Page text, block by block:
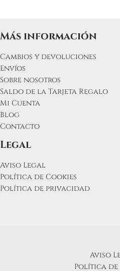
Más información
Cambios y devoluciones
Envíos
Sobre nosotros
Saldo de la Tarjeta Regalo
Mi Cuenta
Blog
Contacto
Legal
Aviso Legal
Política de Cookies
Política de privacidad
Aviso
Política de